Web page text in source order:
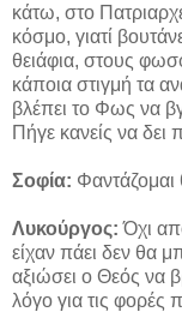
κάτω, στο
κόσμο, γιατί
θειάφια, στους
κάποια στιγμή τα
βλέπει το Φως να
Πήγε κανείς να δει
Σοφία: Φαντάζομαι
Λυκούργος:Όχι
είχαν πάει δεν θα
αξιώσει ο Θεός να
λόγο για τις φορές